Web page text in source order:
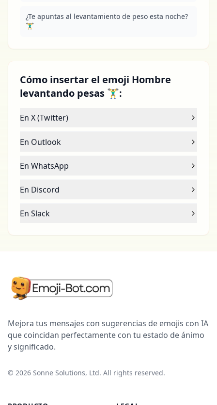
¿Te apuntas al levantamiento de peso esta noche?
🏋️‍♂️
Cómo insertar el emoji Hombre
levantando pesas 🏋️‍♂️:
En X (Twitter)
En Outlook
En WhatsApp
En Discord
En Slack
Mejora tus mensajes con sugerencias de emojis con IA
que coincidan perfectamente con tu estado de ánimo
y significado.
© 2026 Sonne Solutions, Ltd. All rights reserved.